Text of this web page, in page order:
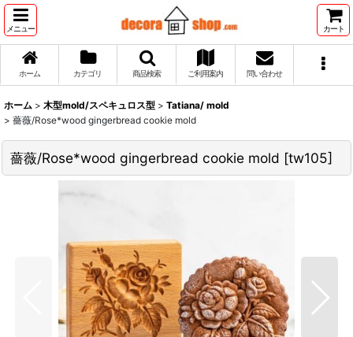
メニュー カート
ホーム カテゴリ 商品検索 ご利用案内 問い合わせ
ホーム > 木型mold/スペキュロス型 > Tatiana/ mold
> 薔薇/Rose*wood gingerbread cookie mold
薔薇/Rose*wood gingerbread cookie mold [tw105]